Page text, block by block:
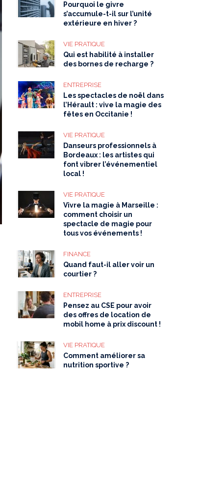
Pourquoi le givre
s’accumule-t-il sur l’unité
extérieure en hiver ?
VIE PRATIQUE
Qui est habilité à installer
des bornes de recharge ?
ENTREPRISE
Les spectacles de noël dans
l’Hérault : vive la magie des
fêtes en Occitanie !
VIE PRATIQUE
Danseurs professionnels à
Bordeaux : les artistes qui
font vibrer l’événementiel
local !
VIE PRATIQUE
Vivre la magie à Marseille :
comment choisir un
spectacle de magie pour
tous vos événements !
FINANCE
Quand faut-il aller voir un
courtier ?
ENTREPRISE
Pensez au CSE pour avoir
des offres de location de
mobil home à prix discount !
VIE PRATIQUE
Comment améliorer sa
nutrition sportive ?